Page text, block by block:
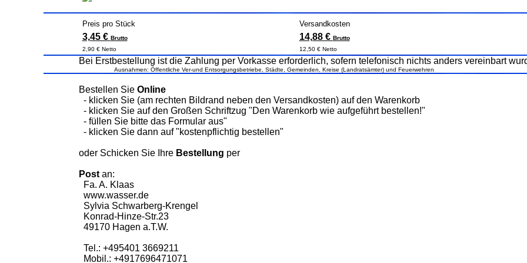
Preis pro Stück Versandkosten
3,45 € Brutto 14,88 € Brutto
2,90 € Netto
12,50 € Netto
Bei Erstbestellung ist die Zahlung per Vorkasse erforderlich, sofern telefonisch nichts anders vereinbart
Ausnahmen: Öffentliche Ver-und Entsorgungsbetriebe, Städte, Gemeinden, Kreise (Landratsämter) und Feuerwehren
Bestellen Sie Online
- klicken Sie (am rechten Bildrand neben den Versandkosten) auf den Warenkorb
- klicken Sie auf den Großen Schriftzug "Den Warenkorb wie aufgeführt bestellen!"
- füllen Sie bitte das Formular aus"
- klicken Sie dann auf "kostenpflichtig bestellen"
oder Schicken Sie Ihre Bestellung per
Postan:
Fa. A. Klaas
www.wasser.de
Sylvia Schwarberg-Krengel
Konrad-Hinze-Str.23
49170 Hagen a.T.W.
Tel.: +495401 3669211
Mobil.: +4917696471071